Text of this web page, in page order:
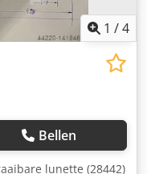
1 /4
Bellen
lunette (28442)